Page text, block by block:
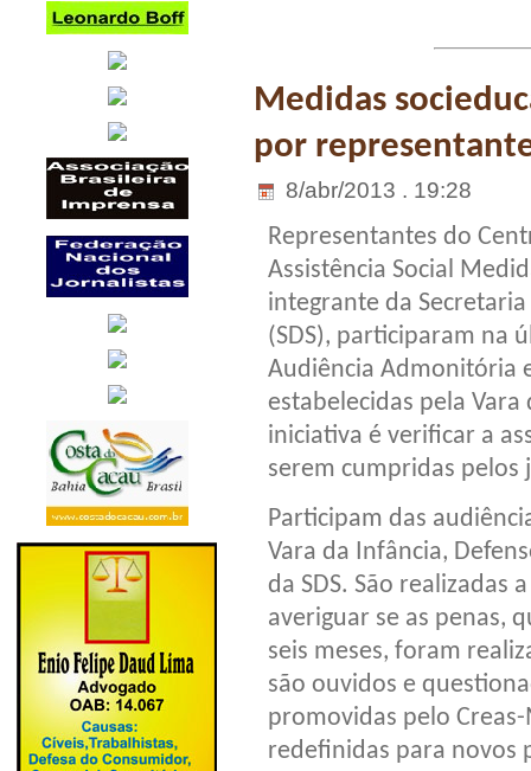
Medidas
por
8/abr/2013 . 19:28
Representantes do
Assistência Social
integrante da
(SDS), participaram na
Audiência Admonitória
estabelecidas pela
iniciativa é verificar a
serem cumpridas
Participam das
Vara da Infância,
da SDS. São realizadas
averiguar se as penas,
seis meses, foram
são ouvidos e
promovidas pelo
redefinidas para novos